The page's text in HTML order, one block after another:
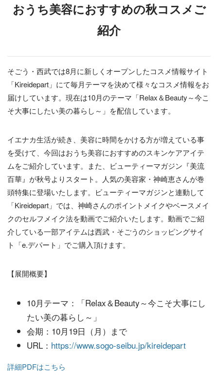
おうち美容におすすめの秋コスメご
紹介
そごう・西武では8月に新しくオープンしたコスメ情報サイト
「Kireidepart」にて毎月テーマを決めて様々なコスメ情報をお
届けしています。現在は10月のテーマ「Relax＆Beauty～今こ
そ大事にしたい美の暮らし～」を配信しています。
イエナカ生活が続き、美容に時間をかける方が増えている事
を受けて、今回はおうち美容におすすめのスキンケアアイテ
ムをご紹介しています。また、ビューティーマガジン『美流
百華』が秋号よりスタート。人気の美容家・神崎恵さんが巻
頭特集に登場いたします。ビューティーマガジンと連動して
「Kireidepart」では、神崎さんのポイントメイクやベースメイ
クのセルフメイク法を動画でご紹介いたします。動画でご紹
介している一部アイテムは西武・そごうのショッピングサイ
ト「e.デパート」でご購入頂けます。
【展開概要】
10月テーマ：「Relax＆Beauty～今こそ大事にし
たい美の暮らし～」
会期：10月19日（月）まで
URL： https://www.sogo-seibu.jp/kireidepart
詳細PDFはこちら